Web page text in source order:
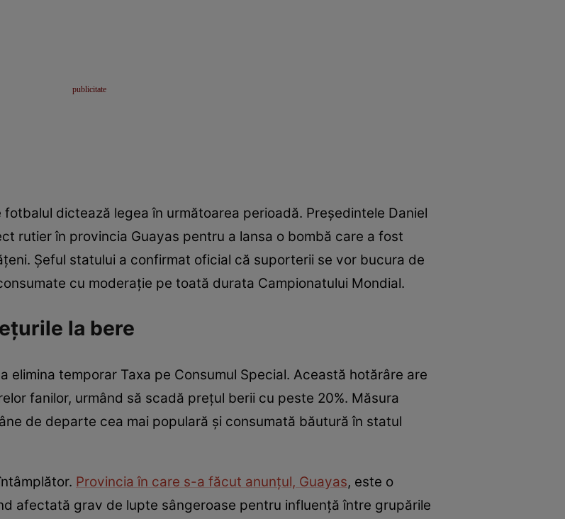
dictează legea în următoarea perioadă. Președintele Daniel
rutier în provincia Guayas pentru a lansa o bombă care a fost
Șeful statului a confirmat oficial că suporterii se vor bucura de
cu moderație pe toată durata Campionatului Mondial.
la bere
elimina temporar Taxa pe Consumul Special. Această hotărâre are
fanilor, urmând să scadă prețul berii cu peste 20%. Măsura
de departe cea mai populară și consumată băutură în statul
Provincia în care s-a făcut anunțul, Guayas, este o
afectată grav de lupte sângeroase pentru influență între grupările